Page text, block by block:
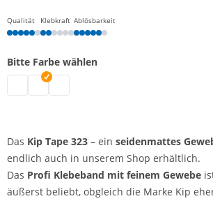
Qualität Klebkraft Ablösbarkeit
Bitte Farbe wählen
Kip Tape | schwarz
Kip Tape | weiß
Kip Tape | rot
Das Kip Tape 323 – ein seidenmattes
endlich auch in unserem Shop erhältlich.
Das Profi Klebeband mit feinem Gewebe
äußerst beliebt, obgleich die Marke Kip